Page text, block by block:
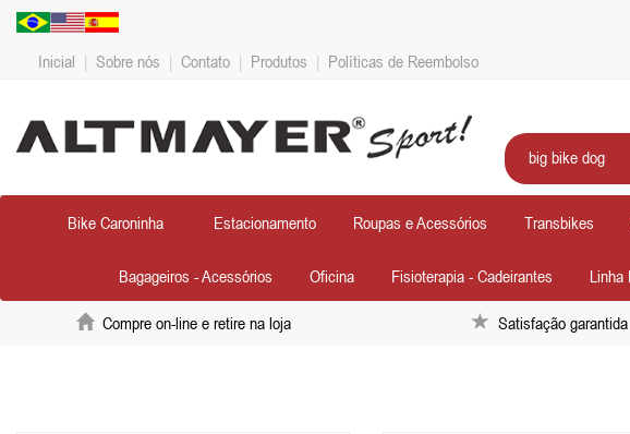
Inicial | Sobre nós | Contato | Produtos | Políticas de Reembolso
Bike Caroninha Estacionamento Roupas e Acessórios Transbikes
Bagageiros - Acessórios Oficina Fisioterapia - Cadeirantes Linha
Compre on-line e retire na loja Satisfação garantida